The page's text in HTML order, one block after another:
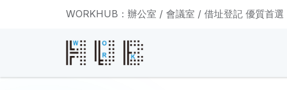
WORKHUB：辦公室 / 會議室 / 借址登記 優質首選